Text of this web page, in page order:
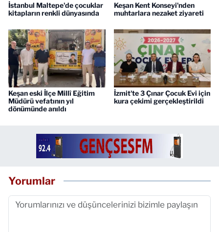
İstanbul Maltepe'de çocuklar
kitapların renkli dünyasında
Keşan Kent Konseyi'nden
muhtarlara nezaket ziyareti
Keşan eski İlçe Millî Eğitim
Müdürü vefatının yıl
dönümünde anıldı
İzmit'te 3 Çınar Çocuk Evi için
kura çekimi gerçekleştirildi
Yorumlar